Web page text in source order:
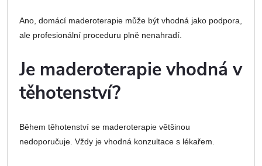
Ano, domácí maderoterapie může být vhodná jako podpora,
ale profesionální proceduru plně nenahradí.
Je maderoterapie vhodná v
těhotenství?
Během těhotenství se maderoterapie většinou
nedoporučuje. Vždy je vhodná konzultace s lékařem.